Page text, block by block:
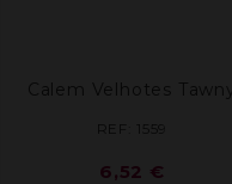
Calem Velhotes Tawny
REF: 1559
6,52 €